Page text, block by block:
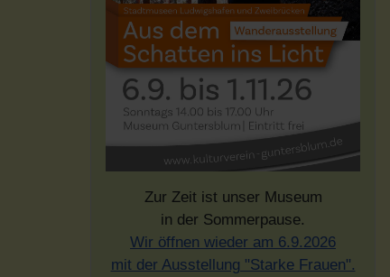
Zur Zeit ist unser Museum
in der Sommerpause.
Wir öffnen wieder am 6.9.2026
mit der Ausstellung "Starke Frauen".